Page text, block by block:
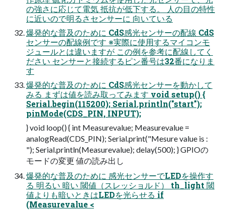
の強さに応じて電気 抵抗が低下する。 人の目の特性
に近いので明るさセンサーに 向いている
爆発的な普及のために CdS感光センサーの配線 CdS
センサーの配線例です ※実際に使用するマイコンモ
ジュールとは違いますが この例を参考に配線してく
ださい センサーと接続するピン番号は32番になりま
す
爆発的な普及のために CdS感光センサーを動かして
みる まずは値を読み取ってみます void setup() {
Serial.begin(115200); Serial.println("start");
pinMode(CDS_PIN, INPUT);
} void loop() { int Measurevalue; Measurevalue =
analogRead(CDS_PIN); Serial.print("Mesure value is :
"); Serial.println(Measurevalue); delay(500); } GPIOの
モードの変更 値の読み出し
爆発的な普及のために 感光センサーでLEDを操作す
る 明るい 暗い 閾値（スレッショルド） th_light 閾
値よりも暗いときはLEDを光らせる if
(Measurevalue <